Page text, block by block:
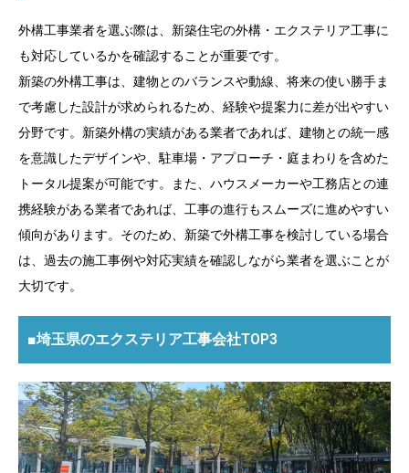
外構工事業者を選ぶ際は、新築住宅の外構・エクステリア工事に
も対応しているかを確認することが重要です。
新築の外構工事は、建物とのバランスや動線、将来の使い勝手ま
で考慮した設計が求められるため、経験や提案力に差が出やすい
分野です。新築外構の実績がある業者であれば、建物との統一感
を意識したデザインや、駐車場・アプローチ・庭まわりを含めた
トータル提案が可能です。また、ハウスメーカーや工務店との連
携経験がある業者であれば、工事の進行もスムーズに進めやすい
傾向があります。そのため、新築で外構工事を検討している場合
は、過去の施工事例や対応実績を確認しながら業者を選ぶことが
大切です。
■埼玉県のエクステリア工事会社TOP3